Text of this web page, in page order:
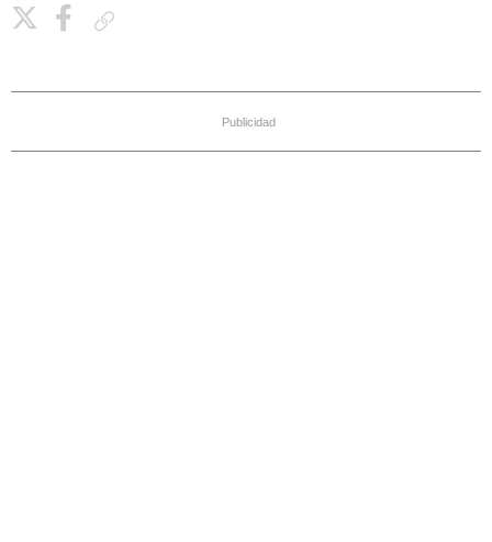
Publicidad